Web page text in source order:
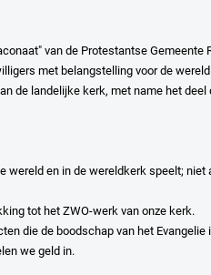
van de Protestantse Gemeente
met belangstelling voor de
de landelijke kerk, met name het
en in de wereldkerk speelt;
tot het ZWO-werk van onze kerk.
die de boodschap van het
we geld in.